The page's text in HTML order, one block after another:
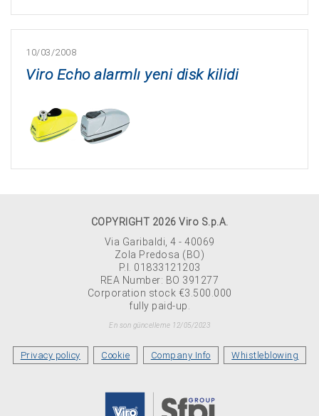
10/03/2008
Viro Echo alarmlı yeni disk kilidi
COPYRIGHT 2026 Viro S.p.A.
Via Garibaldi, 4 - 40069
Zola Predosa (BO)
P.I. 01833121203
REA Number: BO 391277
Corporation stock €3.500.000
fully paid-up.
En son güncelleme 12/05/2023
Privacy policy Cookie Company Info Whistleblowing